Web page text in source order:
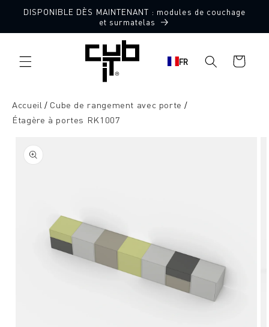
directement
DISPONIBLE DÈS MAINTENANT : modules de couchage
et surmatelas
FR
Panier
d'achat
Accueil
Cube de rangement avec porte
Étagère à portes RK1007
sur le
produit